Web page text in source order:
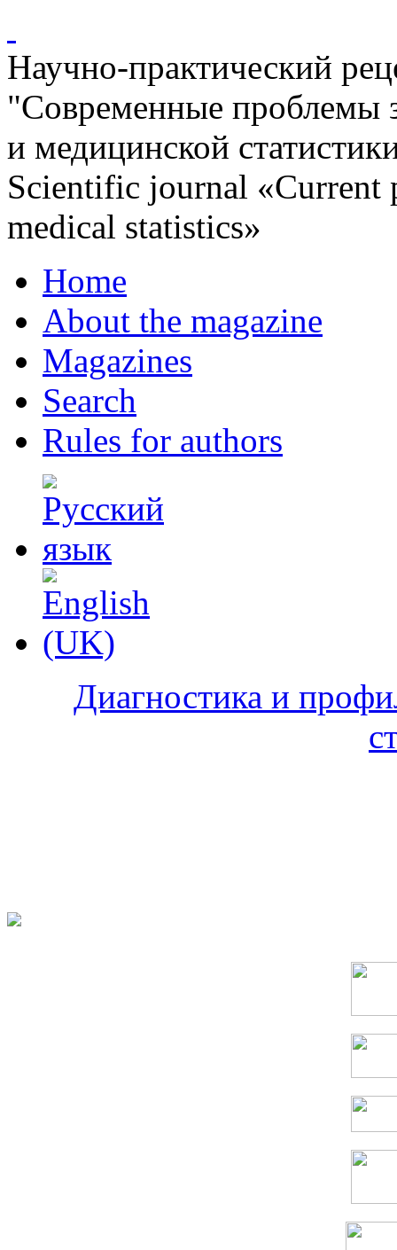
Научно-практический
"Современные проблемы
и медицинской
Scientific journal «Current
medical statistics»
Home
About the magazine
Magazines
Search
Rules for authors
Диагностика и